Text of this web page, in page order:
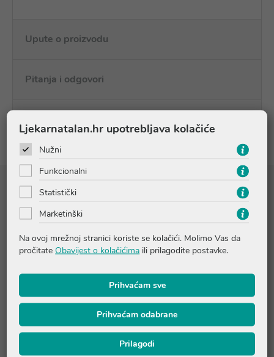
Upute o proizvodu
Pitanja i odgovori
WATER (AQUA). DISODIUM COCOAMPHODIACETATE. PEG-7
GLYCERYL COCOATE. DECYL GLUCOSIDE. POLYSORBATE 20.
SODIUM CHLORIDE. CETEARETH-60 MYRISTYL GLYCOL.
HYDROGENATED STARCH HYDROLYSATE. SODIUM
GLYCOLATE. GLYCERIN. PEG-200 HYDROGENATED GLYCERYL
PALMATE. 10-HYDROXYDECENOIC ACID. AVENA SATIVA
(OAT) LEAF/STEM EXTRACT (AVENA SATIVA LEAF/STEM
EXTRACT). CITRIC ACID. GLYCERYL LAURATE. LACTIC ACID.
MALTODEXTRIN. OENOTHERA BIENNIS (EVENING PRIMROSE)
OIL (OENOTHERA BIENNIS OIL). PEG-7 GLYCERYL COCOATE.
TOCOPHEROL.
95% sastojaka prirodnog podrijetla
Ljekarnatalan.hr upotrebljava kolačiće
Nužni
Funkcionalni
Statistički
Marketinški
Na ovoj mrežnoj stranici koriste se kolačići. Molimo Vas da
pročitate Obavijest o kolačićima ili prilagodite postavke.
Prihvaćam sve
Prihvaćam odabrane
Prilagodi